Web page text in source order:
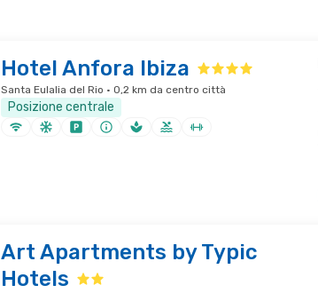
Hotel Anfora Ibiza
Santa Eulalia del Rio · 0,2 km da centro città
Posizione centrale
Art Apartments by Typic
Hotels